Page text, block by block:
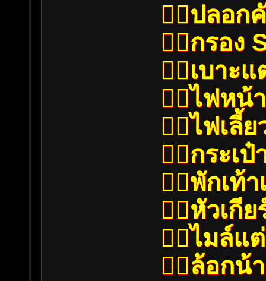
👉🏼ปลอ
👉🏼กรอ
👉🏼เบาะ
👉🏼ไฟห
👉🏼ไฟเลี้
👉🏼กระ
👉🏼พักเท้
👉🏼หัวเกี
👉🏼ไมล์แ
👉🏼ล้อก